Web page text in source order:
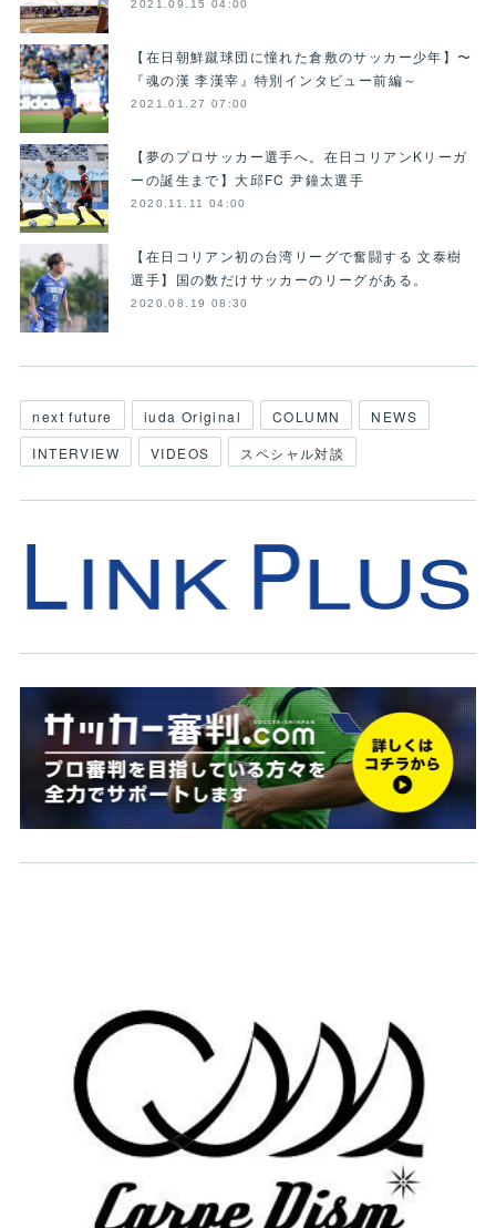
2021.09.15 04:00
【在日朝鮮蹴球団に憧れた倉敷のサッカー少年】〜
『魂の漢 李漢宰』特別インタビュー前編～
2021.01.27 07:00
【夢のプロサッカー選手へ。在日コリアンKリーガ
ーの誕生まで】大邱FC 尹鐘太選手
2020.11.11 04:00
【在日コリアン初の台湾リーグで奮闘する 文泰樹
選手】国の数だけサッカーのリーグがある。
2020.08.19 08:30
next future iuda Original COLUMN
NEWS
INTERVIEW
VIDEOS スペシャル対談